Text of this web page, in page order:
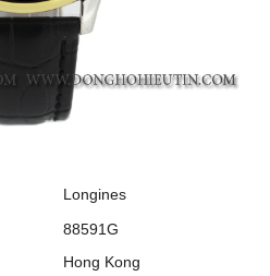
Longines
88591G
Hong Kong